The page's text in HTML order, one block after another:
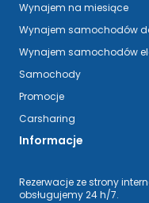
Wynajem na miesiące
Wynajem samochodów
Wynajem samochodów
Samochody
Promocje
Carsharing
Informacje
Rezerwacje ze strony
obsługujemy 24 h/7.